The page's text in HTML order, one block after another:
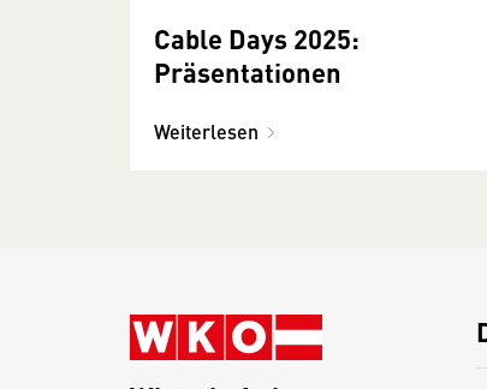
Cable Days 2025:
Präsentationen
Weiterlesen